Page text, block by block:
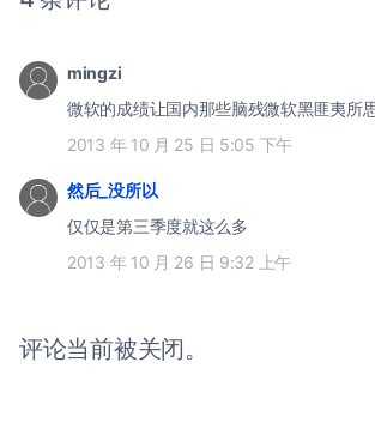
mingzi
微软的成绩让国内那些脑残微软黑匪夷所
2013 年 10 月 25 日 5:05 下午
然后_没所以
仅仅是第三季度就这么多
2013 年 10 月 26 日 9:32 上午
评论当前被关闭。